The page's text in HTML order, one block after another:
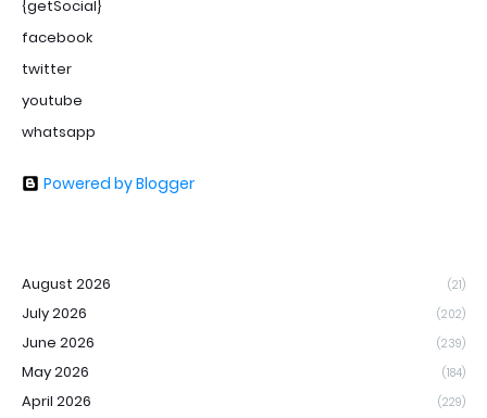
{getSocial}
facebook
twitter
youtube
whatsapp
Powered by Blogger
August 2026 (21)
July 2026 (202)
June 2026 (239)
May 2026 (184)
April 2026 (229)